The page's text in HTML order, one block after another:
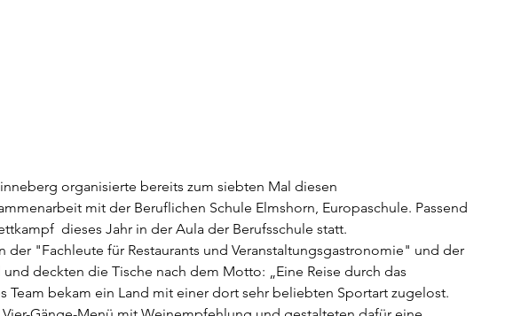
organisierte bereits zum siebten Mal diesen
mit der Beruflichen Schule Elmshorn, Europaschule. Passend
dieses Jahr in der Aula der Berufsschule statt.
der "Fachleute für Restaurants und Veranstaltungsgastronomie" und der
deckten die Tische nach dem Motto: „Eine Reise durch das
Team bekam ein Land mit einer dort sehr beliebten Sportart zugelost.